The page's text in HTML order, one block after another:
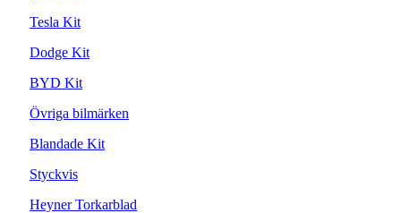
Tesla Kit
Dodge Kit
BYD Kit
Övriga bilmärken
Blandade Kit
Styckvis
Heyner Torkarblad